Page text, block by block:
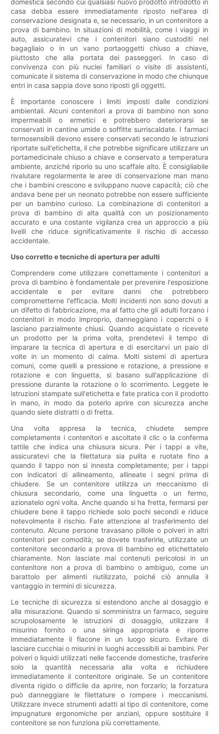
domestica secondo cui qualsiasi nuovo prodotto introdotto in
casa debba essere immediatamente riposto nell'area di
conservazione designata e, se necessario, in un contenitore a
prova di bambino. In situazioni di mobilità, come i viaggi in
auto, assicuratevi che i contenitori siano custoditi nel
bagagliaio o in un vano portaoggetti chiuso a chiave,
piuttosto che alla portata dei passeggeri. In caso di
convivenza con più nuclei familiari o visite di assistenti,
comunicate il sistema di conservazione in modo che chiunque
entri in casa sappia dove sono riposti gli oggetti.
È importante conoscere i limiti imposti dalle condizioni
ambientali. Alcuni contenitori a prova di bambino non sono
impermeabili o ermetici e potrebbero deteriorarsi se
conservati in cantine umide o soffitte surriscaldate. I farmaci
termosensibili devono essere conservati secondo le istruzioni
riportate sull'etichetta, il che potrebbe significare utilizzare un
portamedicinale chiuso a chiave e conservato a temperatura
ambiente, anziché riporlo su uno scaffale alto. È consigliabile
rivalutare regolarmente le aree di conservazione man mano
che i bambini crescono e sviluppano nuove capacità; ciò che
andava bene per un neonato potrebbe non essere sufficiente
per un bambino curioso. La combinazione di contenitori a
prova di bambino di alta qualità con un posizionamento
accurato e una costante vigilanza crea un approccio a più
livelli che riduce significativamente il rischio di accesso
accidentale.
Uso corretto e tecniche di apertura per adulti
Comprendere come utilizzare correttamente i contenitori a
prova di bambino è fondamentale per prevenire l'esposizione
accidentale e per evitare danni che potrebbero
comprometterne l'efficacia. Molti incidenti non sono dovuti a
un difetto di fabbricazione, ma al fatto che gli adulti forzano i
contenitori in modo improprio, danneggiano i coperchi o li
lasciano parzialmente chiusi. Quando acquistate o ricevete
un prodotto per la prima volta, prendetevi il tempo di
imparare la tecnica di apertura e di esercitarvi un paio di
volte in un momento di calma. Molti sistemi di apertura
comuni, come quelli a pressione e rotazione, a pressione e
rotazione e con linguetta, si basano sull'applicazione di
pressione durante la rotazione o lo scorrimento. Leggete le
istruzioni stampate sull'etichetta e fate pratica con il prodotto
in mano, in modo da poterlo aprire con sicurezza anche
quando siete distratti o di fretta.
Una volta appresa la tecnica, chiudete sempre
completamente i contenitori e ascoltate il clic o la conferma
tattile che indica una chiusura sicura. Per i tappi a vite,
assicuratevi che la filettatura sia pulita e ruotate fino a
quando il tappo non si innesta completamente; per i tappi
con indicatori di allineamento, allineate i segni prima di
chiudere. Se un contenitore utilizza un meccanismo di
chiusura secondario, come una linguetta o un fermo,
azionatelo ogni volta. Anche quando si ha fretta, fermarsi per
chiudere bene il tappo richiede solo pochi secondi e riduce
notevolmente il rischio. Fate attenzione al trasferimento del
contenuto. Alcune persone travasano pillole o polveri in altri
contenitori per comodità; se dovete trasferirle, utilizzate un
contenitore secondario a prova di bambino ed etichettatelo
chiaramente. Non lasciate mai contenuti pericolosi in un
contenitore non a prova di bambino o ambiguo, come un
barattolo per alimenti riutilizzato, poiché ciò annulla il
vantaggio in termini di sicurezza.
Le tecniche di sicurezza si estendono anche al dosaggio e
alla misurazione. Quando si somministra un farmaco, seguire
scrupolosamente le istruzioni di dosaggio, utilizzare il
misurino fornito o una siringa appropriata e riporre
immediatamente il flacone in un luogo sicuro. Evitare di
lasciare cucchiai o misurini in luoghi accessibili ai bambini. Per
polveri o liquidi utilizzati nelle faccende domestiche, trasferire
solo la quantità necessaria alla volta e richiudere
immediatamente il contenitore originale. Se un contenitore
diventa rigido o difficile da aprire, non forzarlo; la forzatura
può danneggiare le filettature o rompere i meccanismi.
Utilizzare invece strumenti adatti al tipo di contenitore, come
impugnature ergonomiche per anziani, oppure sostituire il
contenitore se non funziona più correttamente.